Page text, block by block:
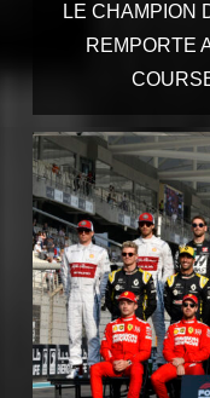
LE CHAMPION
REMPORTE